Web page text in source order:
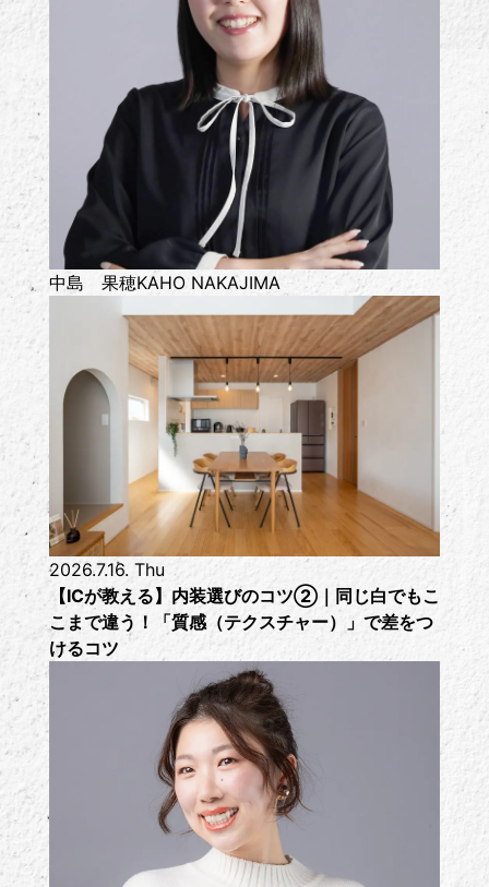
中島 果穂KAHO NAKAJIMA
2026.7.16. Thu
【ICが教える】内装選びのコツ②｜同じ白でもこ
こまで違う！「質感（テクスチャー）」で差をつ
けるコツ